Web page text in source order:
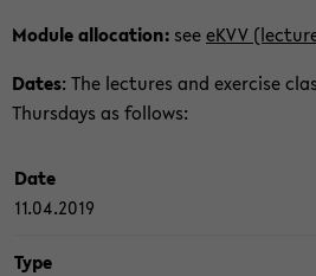
Mo­du­le al­lo­ca­ti­on: seeeKVV
Dates: The lec­tu­res and ex­er­ci­se
Thurs­days as fol­lows:
Date
11.04.2019
Type